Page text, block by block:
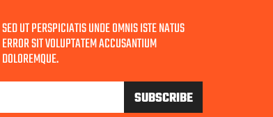
SED UT PERSPICIATIS UNDE OMNIS ISTE NATUS
ERROR SIT VOLUPTATEM ACCUSANTIUM
DOLOREMQUE.